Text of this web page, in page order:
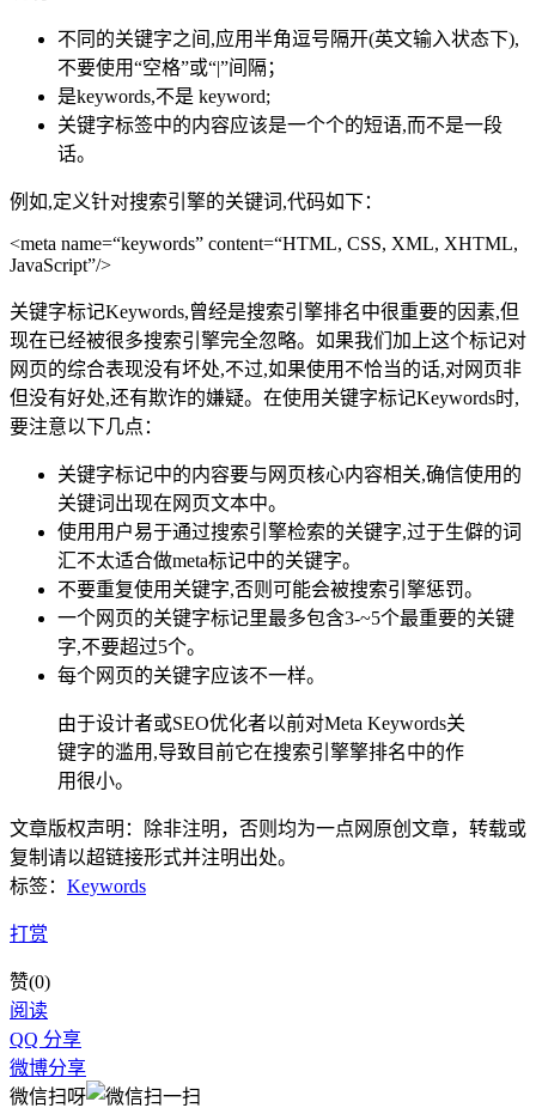
不同的关键字之间,应用半角逗号隔开(英文输入状态下),
不要使用“空格”或“|”间隔；
是keywords,不是 keyword;
关键字标签中的内容应该是一个个的短语,而不是一段
话。
例如,定义针对搜索引擎的关键词,代码如下：
<meta name=“keywords” content=“HTML, CSS, XML, XHTML,
JavaScript”/>
关键字标记Keywords,曾经是搜索引擎排名中很重要的因素,但
现在已经被很多搜索引擎完全忽略。如果我们加上这个标记对
网页的综合表现没有坏处,不过,如果使用不恰当的话,对网页非
但没有好处,还有欺诈的嫌疑。在使用关键字标记Keywords时,
要注意以下几点：
关键字标记中的内容要与网页核心内容相关,确信使用的
关键词出现在网页文本中。
使用用户易于通过搜索引擎检索的关键字,过于生僻的词
汇不太适合做meta标记中的关键字。
不要重复使用关键字,否则可能会被搜索引擎惩罚。
一个网页的关键字标记里最多包含3-~5个最重要的关键
字,不要超过5个。
每个网页的关键字应该不一样。
由于设计者或SEO优化者以前对Meta Keywords关
键字的滥用,导致目前它在搜索引擎擎排名中的作
用很小。
文章版权声明：除非注明，否则均为一点网 原创文章，转载或
复制请以超链接形式并注明出处。
标签： Keywords
打赏
赞(0)
阅读
QQ 分享
微博分享
微信扫呀